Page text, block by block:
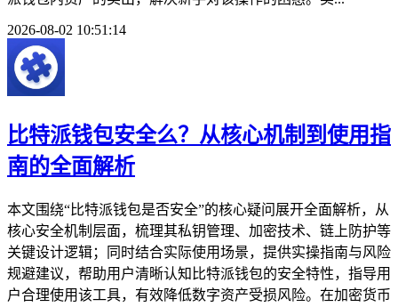
2026-08-02 10:51:14
比特派钱包安全么？从核心机制到使用指
南的全面解析
本文围绕“比特派钱包是否安全”的核心疑问展开全面解析，从
核心安全机制层面，梳理其私钥管理、加密技术、链上防护等
关键设计逻辑；同时结合实际使用场景，提供实操指南与风险
规避建议，帮助用户清晰认知比特派钱包的安全特性，指导用
户合理使用该工具，有效降低数字资产受损风险。在加密货币